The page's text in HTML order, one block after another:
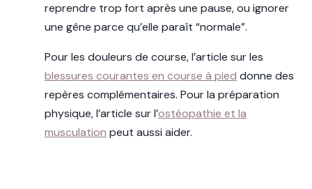
reprendre trop fort après une pause, ou ignorer
une gêne parce qu’elle paraît “normale”.
Pour les douleurs de course, l’article sur les
blessures courantes en course à pied donne des
repères complémentaires. Pour la préparation
physique, l’article sur l’ostéopathie et la
musculation peut aussi aider.